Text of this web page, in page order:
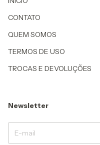
CONTATO
QUEM SOMOS
TERMOS DE USO
TROCAS E DEVOLUÇÕES
Newsletter